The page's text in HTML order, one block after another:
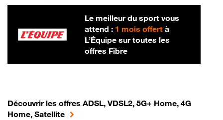
Le meilleur du sport vous
attend : 1 mois offertà
L’Équipe sur toutes les
offres Fibre
Découvrir les offres ADSL, VDSL2, 5G+ Home, 4G
Home, Satellite